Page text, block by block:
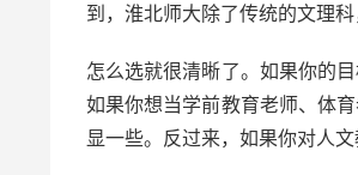
到，淮北师大除了传统的文理
怎么选就很清晰了。如果你的
如果你想当学前教育老师、体
显一些。反过来，如果你对人